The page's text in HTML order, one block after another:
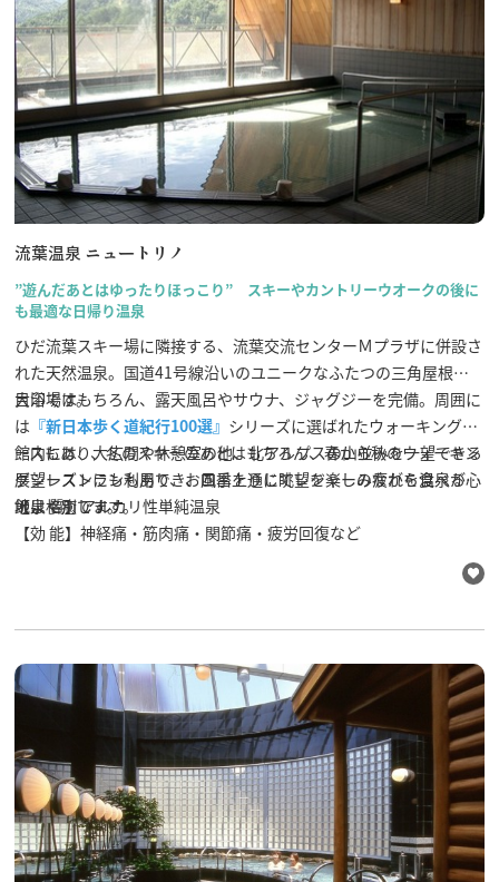
流葉温泉 ニュートリノ
”遊んだあとはゆったりほっこり” スキーやカントリーウオークの後に
も最適な日帰り温泉
ひだ流葉スキー場に隣接する、流葉交流センターＭプラザに併設さ
れた天然温泉。国道41号線沿いのユニークなふたつの三角屋根が
目印です。
大浴場はもちろん、露天風呂やサウナ、ジャグジーを完備。周囲に
は 『新日本歩く道紀行100選』 シリーズに選ばれたウォーキングコ
ースもあり、冬のスキーのあとはもちろん、春から秋のウォーキン
グシーズンにも利用でき、四季を通じてレジャーの疲れを温泉が心
地よく癒します。
館内には、大広間や休憩室の他、北アルプスの山並みを一望できる
展望レストランもあり、お風呂上りに眺望を楽しみながら食べるご
飯は格別です。
レールマウンテ
まちなか
日が異なりますので、ご利用の際はお気をつけください）。
【泉 質】アルカリ性単純温泉
【効 能】神経痛・筋肉痛・関節痛・疲労回復など